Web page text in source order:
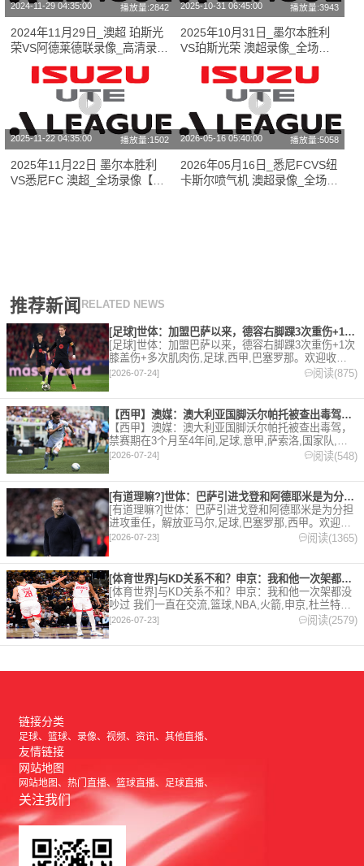
2024-11-29 04:35:00 播放量:2842
2024年11月29日_澳超 珀斯光
荣VS阿德莱德联录像_高清录像
【全场回放】
2025-10-31 06:45:00 播放量:3943
2025年10月31日_墨尔本胜利
VS珀斯光荣 澳超录像_全场录
像【全场回放】
2025-11-22 04:35:00 播放量:1502
2025年11月22日 墨尔本胜利
VS悉尼FC 澳超_全场录像【全
2026-05-16 05:40:00 播放量:5058
2026年05月16日_悉尼FCVS纽
卡斯尔喷气机 澳超录像_全场录
推荐新闻 RELATED NEWS
[足球]世体：加盟巴萨以来，德容右脚踝3次重伤+1次膝盖伤+
[足球]世体：加盟巴萨以来，德容右脚踝3次重伤+1次
膝盖伤+多次肌肉伤,足球,西甲,巴塞罗那。欢迎收藏
本站，24小时为你更新最新的足球，篮球体育资讯。
[2026-07-24] 阅读(875)
【西甲】澳媒：澳大利亚国脚沃尔帕托被查出毒驾，禁赛期在3个月
【西甲】澳媒：澳大利亚国脚沃尔帕托被查出毒驾，
禁赛期在3个月至4年间,足球,意甲,萨索洛,国家队,澳
大利亚,英超,西甲,德甲,法甲,五洲。欢迎收藏本站，
[2026-07-24] 阅读(548)
[有道理嘛?]世体：巴萨引进戈登和阿德耶米是为分担进攻重任，
[有道理嘛?]世体：巴萨引进戈登和阿德耶米是为分担
进攻重任，解放亚马尔,足球,巴塞罗那,西甲。欢迎收
藏本站，24小时为你更新最新的足球，篮球体育资
[2026-07-23] 阅读(1365)
[体育世界]与KD关系不和？申京：我和他一次架都没吵过 我们
[体育世界]与KD关系不和？申京：我和他一次架都没
吵过 我们一直在交流,篮球,NBA,火箭,申京,杜兰特。
欢迎收藏本站，24小时为你更新最新的足球，篮球体
育资讯。
[2026-07-23] 阅读(2579)
链接分类
足球 篮球 录像 视频 资讯 其他直播
友情链接
网站地图
网站地图 热门直播 篮球直播 足球直播
关注我们